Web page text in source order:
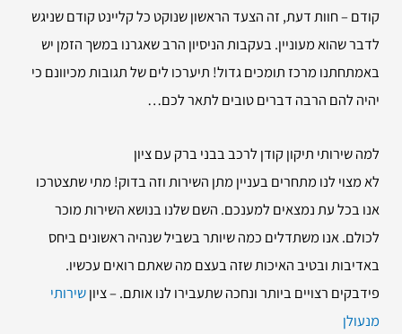
קודם – חוות דעת, זה הצעד הראשון שנוקט כל קליינט קודם שניגש
לדבר שהוא מעוניין. בעקבות הניסיון הרב שאגרנו במשך הזמן יש
באמתחתנו מרכז תומכים גדול! תיערכו לים של תגובות מכיוונם כי
יהיה להם הרבה דברים טובים לתאר לכם…
למה שירותי תיקון קודן לרכב בבני ברק עם ציון
לא מצוי לנו מתחרים בעניין מתן השירות וזה בדוק! מתי שתצטרכו
אנו בכל עת נמצאים למענכם. השם שלנו בנושא השירות מוכר
לכולם. אנו משתדלים כמה שיותר בשביל שנהיה ראשונים ביחס
באדיבות ובטיב האיכות שזה בעצם מה שאתם רואים עכשיו.
פידבקים רצויים ביותר ונחכה שתעבירו לנו אותם. – ציוןשירותי
מנעולן